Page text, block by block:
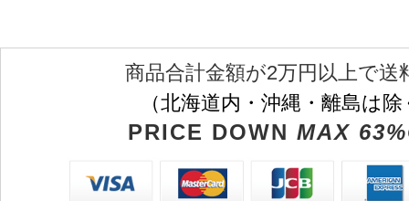
商品合計金額が2万円以上で送
（北海道内・沖縄・離島は
PRICE DOWN MAX